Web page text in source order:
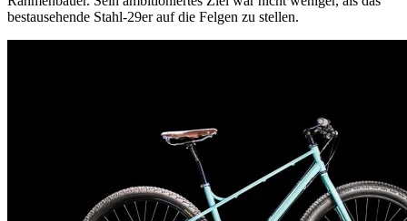
bestausehende Stahl-29er auf die Felgen zu stellen.